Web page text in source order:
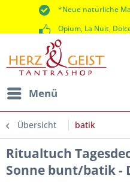
*Neue natürliche
Opium, La Nuit,
*60 Tage
Menü
Übersicht batik
Ritualtuch
Sonne bunt/batik -